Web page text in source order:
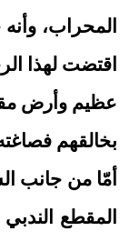
المحراب،
اقتضت لهذا
عظيم وأرض
بخالقهم
أمّا من جانب
المقطع